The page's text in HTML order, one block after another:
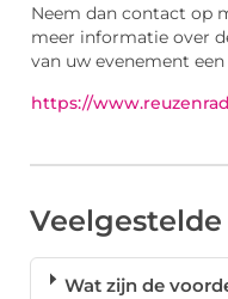
Neem dan contact op
meer informatie over
van uw evenement
https://
Wat zijn de